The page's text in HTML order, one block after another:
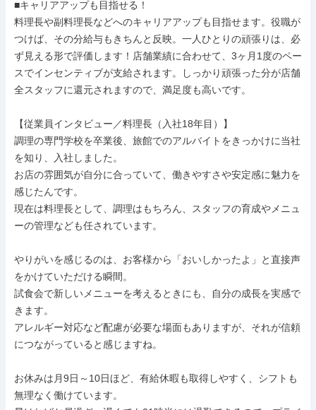
■キャリアアップも目指せる！
料理長や副料理長などへのキャリアアップも目指せます。役職が
つけば、その分給与もきちんと反映。一人ひとりの頑張りは、必
ず見える形で評価します！店舗業績に合わせて、3ヶ月1度のペー
スでインセンティブが支給されます。しっかり頑張った分が店舗
全スタッフに還元されますので、満足度も高いです。
【従業員インタビュー／料理長（入社18年目）】
調理の専門学校を卒業後、旅館でのアルバイトをきっかけに当社
を知り、入社しました。
お店の雰囲気が自分に合っていて、働きやすさや安定感に魅力を
感じたんです。
現在は料理長として、調理はもちろん、スタッフの育成やメニュ
ーの管理なども任されています。
やりがいを感じるのは、お客様から「おいしかったよ」と直接声
をかけていただける瞬間。
試食会で新しいメニューを考えるときにも、自分の成長を実感で
きます。
アレルギー対応など配慮が必要な場面もありますが、それが信頼
につながっていると感じますね。
お休みは月9日～10日ほど、有給休暇も取得しやすく、シフトも
無理なく働けています。